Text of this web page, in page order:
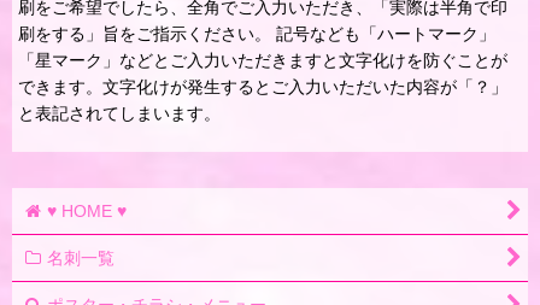
刷をご希望でしたら、全角でご入力いただき、「実際は半角で印
刷をする」旨をご指示ください。 記号なども「ハートマーク」
「星マーク」などとご入力いただきますと文字化けを防ぐことが
できます。文字化けが発生するとご入力いただいた内容が「？」
と表記されてしまいます。
♥ HOME ♥
名刺一覧